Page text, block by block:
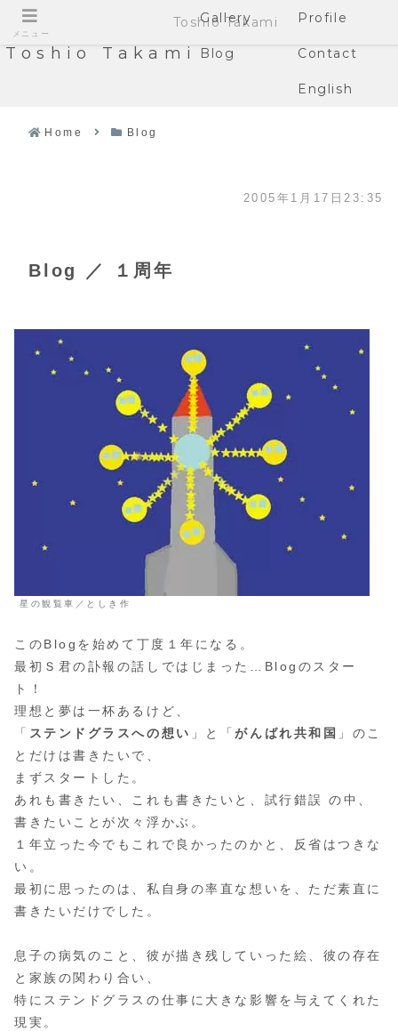
Toshio Takami
Gallery Profile
Blog Contact
English
Home Blog
Blog ／ １周年
2005年1月17日23:35
星の観覧車／としき作
このBlogを始めて丁度１年になる。
最初Ｓ君の訃報の話しではじまった…Blogのスター
ト！
理想と夢は一杯あるけど、
「
ステンドグラスへの想い 」と「がんばれ共和国 」のこ
とだけは書きたいで、
まずスタートした。
あれも書きたい、これも書きたいと、試行錯誤 の中、
書きたいことが次々浮かぶ。
１年立った今でもこれで良かったのかと、反省はつきな
い。
最初に思ったのは、私自身の率直な想いを、ただ素直に
書きたいだけでした。
息子の病気のこと、彼が描き残していった絵、彼の存在
と家族の関わり合い、
特にステンドグラスの仕事に大きな影響を与えてくれた
現実。
メニュー
Toshio Takami